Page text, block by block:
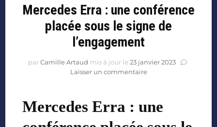
Mercedes Erra : une conférence
placée sous le signe de
l’engagement
parCamille Artaud mis à jour le 23 janvier 2023
Laisser un commentaire
Mercedes Erra : une